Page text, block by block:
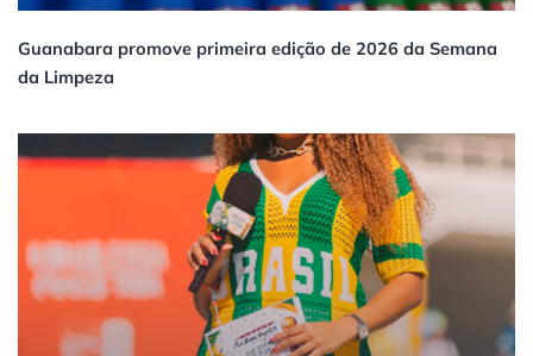
Guanabara promove primeira edição de 2026 da Semana
da Limpeza